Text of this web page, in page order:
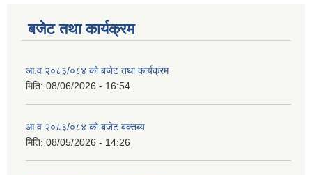
बजेट तथा कार्यक्रम
आ.व २०८३/०८४ को बजेट तथा कार्यक्रम
मिति: 08/06/2026 - 16:54
आ.व २०८३/०८४ को बजेट बक्तब्य
मिति: 08/05/2026 - 14:26